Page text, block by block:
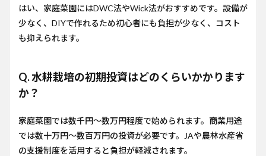
はい、家庭菜園にはDWC法やWick法がおすすめです。設備が
少なく、DIYで作れるため初心者にも負担が少なく、コスト
も抑えられます。
Q. 水耕栽培の初期投資はどのくらいかかります
か？
家庭菜園では数千円〜数万円程度で始められます。商業用途
では数十万円〜数百万円の投資が必要です。JAや農林水産省
の支援制度を活用すると負担が軽減されます。